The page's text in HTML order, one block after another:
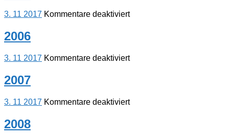
3. 11 2017 Kommentare deaktiviertfür
2006
3. 11 2017 Kommentare deaktiviertfür
2007
3. 11 2017 Kommentare deaktiviertfür
2008